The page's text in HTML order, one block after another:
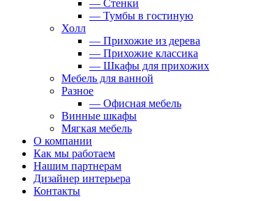
— Стенки
— Тумбы в гостиную
Холл
— Прихожие из дерева
— Прихожие классика
— Шкафы для прихожих
Мебель для ванной
Разное
— Офисная мебель
Винные шкафы
Мягкая мебель
О компании
Как мы работаем
Нашим партнерам
Дизайнер интерьера
Контакты